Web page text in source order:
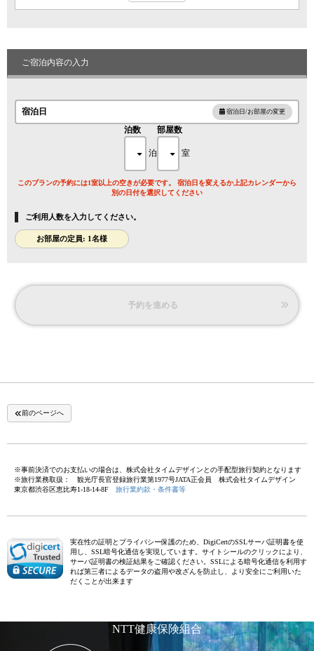
ご宿泊内容の入力
宿泊日 宿泊日/お部屋の変更
泊数
泊
部屋数
室
このプランの予約には1室以上の空きが必要です。 宿泊日を変えるか上記カレンダーから
別の日付を選択してください
ご利用人数を入力してください。
お部屋の定員: 1名様
予約を進める
前のページへ
※事前決済でのお支払いの場合は、株式会社タイムデザインとの手配型旅行契約となります
※旅行業務取扱： 観光庁長官登録旅行業第1977号JATA正会員 株式会社タイムデザイン
東京都渋谷区恵比寿1-18-14-8F 旅行業約款・条件書等
実在性の証明とプライバシー保護のため、DigiCertのSSLサーバ証明書を使
用し、SSL暗号化通信を実現しています。サイトシールのクリックにより、
サーバ証明書の検証結果をご確認ください。SSLによる暗号化通信を利用す
れば第三者によるデータの盗用や改ざんを防止し、より安全にご利用いた
だくことが出来ます
NTT健康保険組合